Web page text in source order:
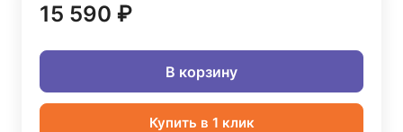
15 590 ₽
В корзину
Купить в 1 клик